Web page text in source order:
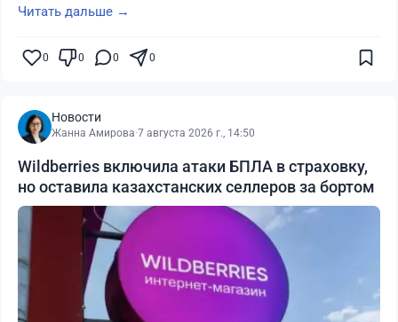
Читать дальше →
0 0 0 0
Новости
Жанна Амирова·7 августа 2026 г., 14:50
Wildberries включила атаки БПЛА в страховку,
но оставила казахстанских селлеров за бортом